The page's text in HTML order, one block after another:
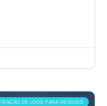
DE LOGO PARA MÉDICOS